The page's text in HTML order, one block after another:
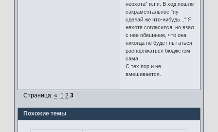
неохота" и.т.п. В ход пошло
сакраментальное "ну
сделай же что-нибудь..." Я
нехотя согласился, но взял
с нее обещание, что она
никогда не будет пытаться
распоряжаться бюджетом
сама.
С тех пор и не
вмешивается.
Страница: « 1 2 3
Похожие темы